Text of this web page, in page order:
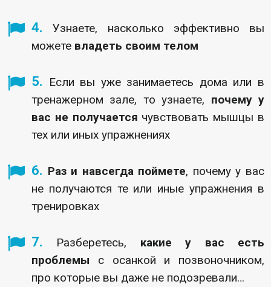
4.
Узнаете, насколько эффективно вы
можете владеть своим телом
5. Если вы уже занимаетесь дома или в
тренажерном зале, то узнаете, почему у
вас не получается чувствовать мышцы в
тех или иных упражнениях
6. Раз и навсегда поймете, почему у вас
не получаются те или иные упражнения в
тренировках
7. Разберетесь, какие у вас есть
проблемы с осанкой и позвоночником,
про которые вы даже не подозревали…